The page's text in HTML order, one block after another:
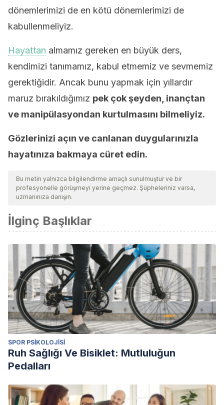
dönemlerimizi de en kötü dönemlerimizi de
kabullenmeliyiz.
Hayattan almamız gereken en büyük ders,
kendimizi tanımamız, kabul etmemiz ve sevmemiz
gerektiğidir. Ancak bunu yapmak için yıllardır
maruz bırakıldığımız pek çok şeyden, inançtan
ve manipülasyondan kurtulmasını bilmeliyiz.
Gözlerinizi açın ve canlanan duygularınızla
hayatınıza bakmaya cüret edin.
Bu metin yalnızca bilgilendirme amaçlı sunulmuştur ve bir
profesyonelle görüşmeyi yerine geçmez. Şüpheleriniz varsa,
uzmanınıza danışın.
İlginç Başlıklar
SPOR PSIKOLOJISI
Ruh Sağlığı Ve Bisiklet: Mutluluğun
Pedalları